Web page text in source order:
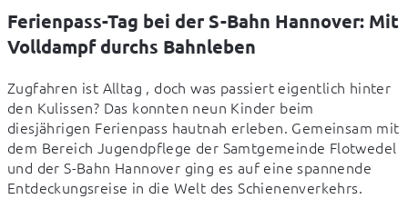
Ferienpass-Tag bei der S-Bahn Hannover: Mit
Volldampf durchs Bahnleben
Zugfahren ist Alltag , doch was passiert eigentlich hinter
den Kulissen? Das konnten neun Kinder beim
diesjährigen Ferienpass hautnah erleben. Gemeinsam mit
dem Bereich Jugendpflege der Samtgemeinde Flotwedel
und der S-Bahn Hannover ging es auf eine spannende
Entdeckungsreise in die Welt des Schienenverkehrs.